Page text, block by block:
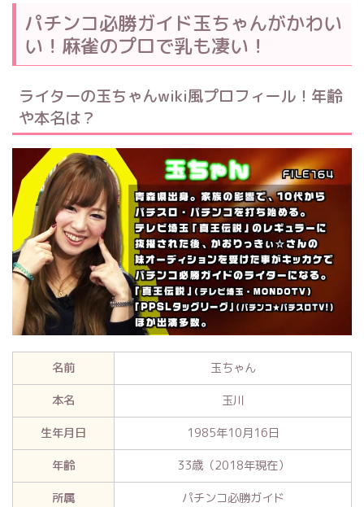
パチンコ必勝ガイド玉ちゃんがかわい
い！麻雀のプロで乳も凄い！
ライターの玉ちゃんwiki風プロフィール！年齢
や本名は？
名前
玉ちゃん
本名
玉川
生年月日
1985年10月16日
年齢
33歳（2018年現在）
所属
パチンコ必勝ガイド